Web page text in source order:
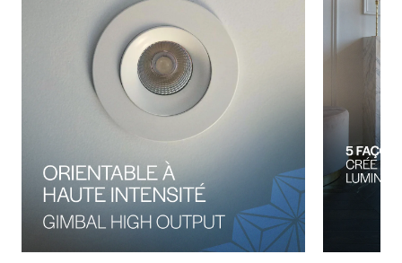
consommateurs et aux entreprises dans toute la province.
Il existe plus de 400 sites d'élimination dans diverses
régions du Québec. Parmi les produits particuliers
concernés par ce programme, nous notons les produits
suivants : LFC HID Tubes fluorescents Vous vous
demandez peut-être comment une organisation comme
celle-ci peut offrir ce type de service gratuit aux
consommateurs et aux entreprises ? La réponse à cette
question est que, lorsque vous achetez une ampoule ou un
tube, vous payez des éco-participations qui contribuent à
financer ce programme. Par exemple, l'éco-participation
pour un tube fluorescent de 2 pieds (ou moins) s'élève à